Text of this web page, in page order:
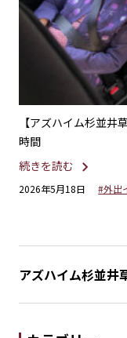
【アズハイム杉並
時間
続きを読む
2026年5月18日 #外出
アズハイム杉並井